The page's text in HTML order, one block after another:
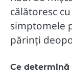
călătoresc
simptomele
părinți
Ce